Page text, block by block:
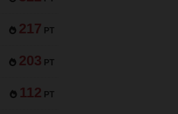
217 PT
203 PT
112 PT